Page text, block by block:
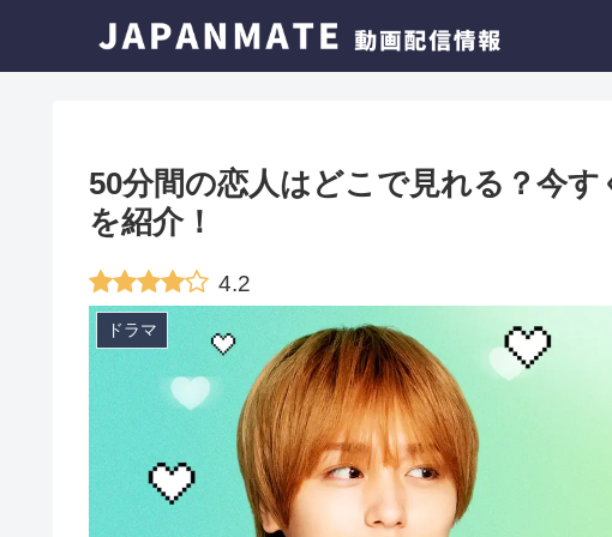
50分間の恋人はどこで見れる？今
を紹介！
4.2
ドラマ